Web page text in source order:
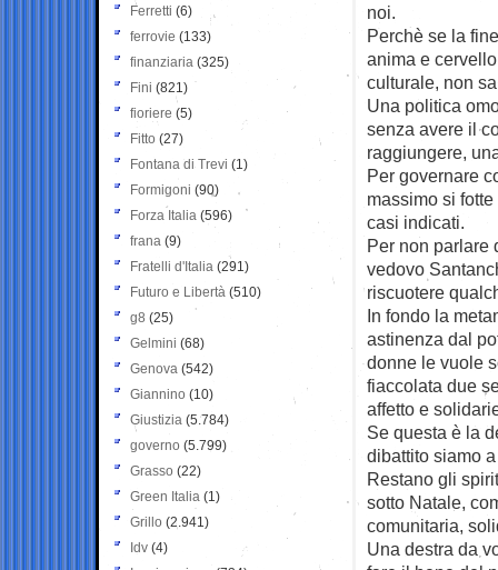
noi.
Perchè se la
anima e
culturale, non
Una politica
senza avere il
raggiungere,
Per governare
massimo si
casi indicati.
Per non parlare
vedovo
riscuotere
In fondo la
astinenza dal
donne le vuole
fiaccolata due
affetto e
Se questa è la
dibattito siamo
Restano gli
sotto Natale,
comunitaria,
Una destra da
Ferretti (6)
ferrovie (133)
finanziaria (325)
Fini (821)
fioriere (5)
Fitto (27)
Fontana di Trevi (1)
Formigoni (90)
Forza Italia (596)
frana (9)
Fratelli d'Italia (291)
Futuro e Libertà (510)
g8 (25)
Gelmini (68)
Genova (542)
Giannino (10)
Giustizia (5.784)
governo (5.799)
Grasso (22)
Green Italia (1)
Grillo (2.941)
Idv (4)